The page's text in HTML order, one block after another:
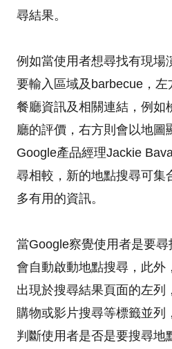
尋結果。
例如當使用者想尋找有現場
要輸入區域及barbecue，
餐廳資訊及相關連結，例如
廳的評價，右方則會以地圖
Google產品經理Jackie
尋相較，新的地點搜尋可集
多有用的資訊。
當Google察覺使用者是要
會自動啟動地點搜尋，此外
出現於搜尋結果頁面的左列
購物或影片搜尋等標籤並列
判斷使用者是否是要搜尋地